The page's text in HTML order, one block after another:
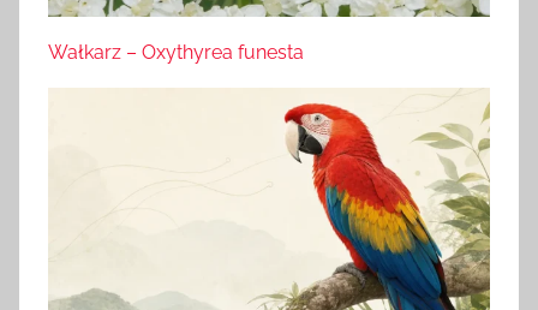
Wałkarz – Oxythyrea funesta